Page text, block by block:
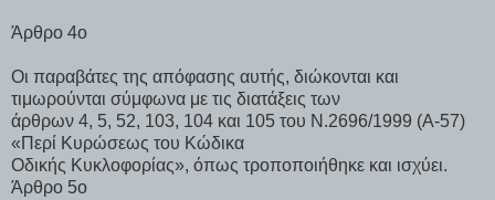
Άρθρο 4ο
Οι παραβάτες της απόφασης αυτής, διώκονται και
τιμωρούνται σύμφωνα με τις διατάξεις των
άρθρων 4, 5, 52, 103, 104 και 105 του Ν.2696/1999 (Α-57)
«Περί Κυρώσεως του Κώδικα
Οδικής Κυκλοφορίας», όπως τροποποιήθηκε και ισχύει.
Άρθρο 5ο